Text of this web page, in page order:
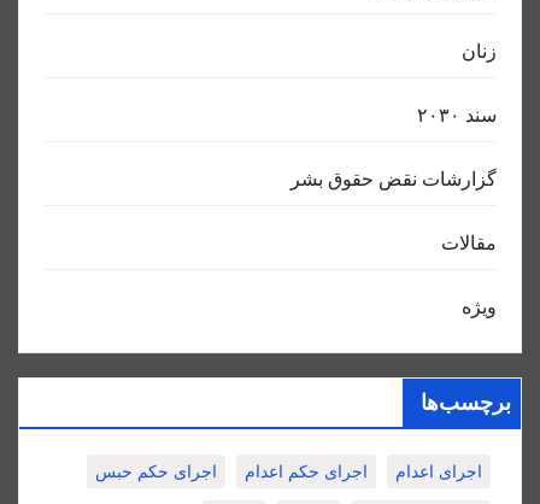
زنان
سند ٢٠٣٠
گزارشات نقض حقوق بشر
مقالات
ویژه
برچسب‌ها
اجرای اعدام اجرای حکم اعدام اجرای حکم حبس